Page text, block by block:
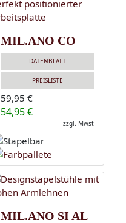
MIL.ANO CO
DATENBLATT
PREISLISTE
59,95 €
54,95 €
zzgl. Mwst
MIL.ANO SI AL